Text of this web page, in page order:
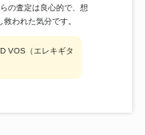
の査定は良心的で、想
われた気分です。
VOS（エレキギタ